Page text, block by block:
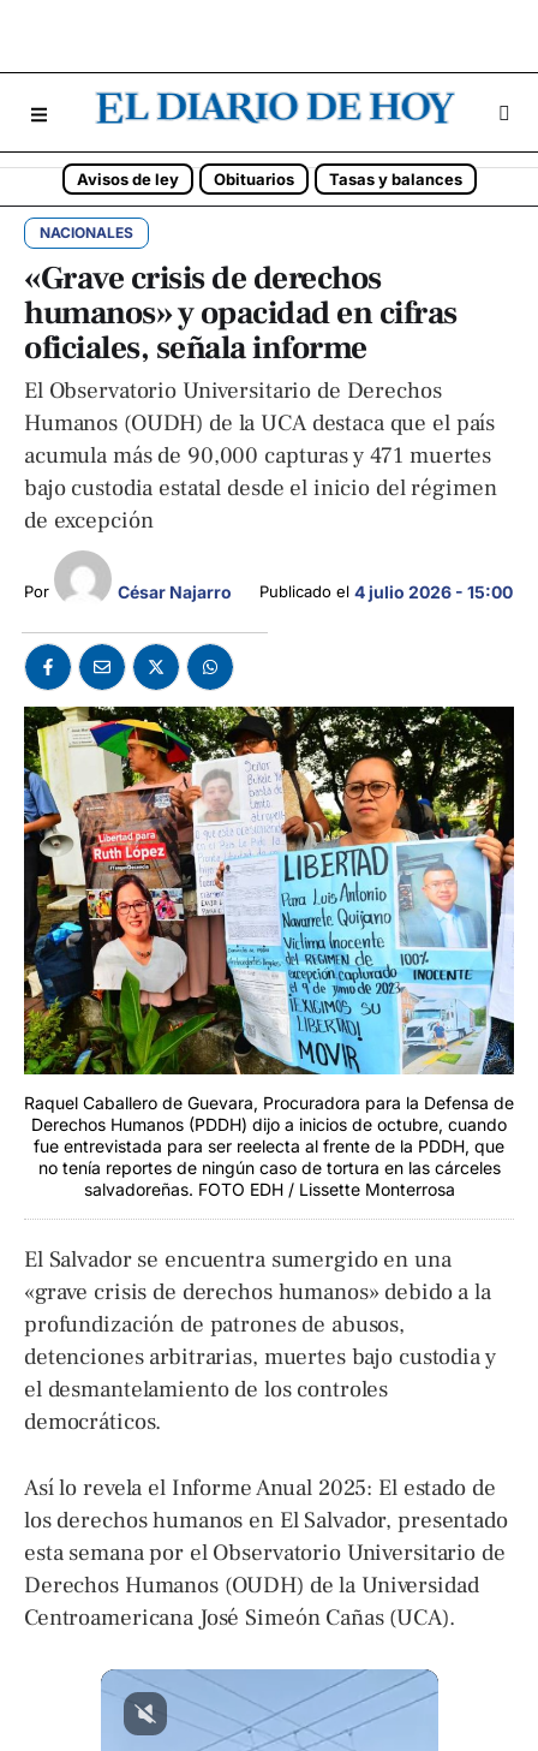
Avisos de ley Obituarios Tasas y balances
NACIONALES
«Grave crisis de derechos
humanos» y opacidad en cifras
oficiales, señala informe
El Observatorio Universitario de Derechos
Humanos (OUDH) de la UCA destaca que el país
acumula más de 90,000 capturas y 471 muertes
bajo custodia estatal desde el inicio del régimen
de excepción
Por César Najarro Publicado el 4 julio 2026 - 15:00
Raquel Caballero de Guevara, Procuradora para la Defensa de
Derechos Humanos (PDDH) dijo a inicios de octubre, cuando
fue entrevistada para ser reelecta al frente de la PDDH, que
no tenía reportes de ningún caso de tortura en las cárceles
salvadoreñas. FOTO EDH / Lissette Monterrosa
El Salvador se encuentra sumergido en una
«grave crisis de derechos humanos» debido a la
profundización de patrones de abusos,
detenciones arbitrarias, muertes bajo custodia y
el desmantelamiento de los controles
democráticos.
Así lo revela el Informe Anual 2025: El estado de
los derechos humanos en El Salvador, presentado
esta semana por el Observatorio Universitario de
Derechos Humanos (OUDH) de la Universidad
Centroamericana José Simeón Cañas (UCA).